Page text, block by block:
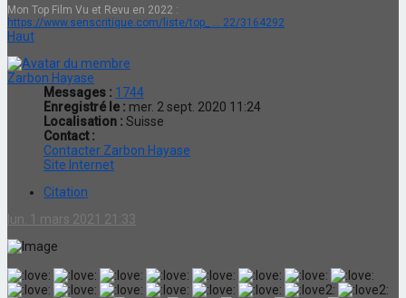
Mon Top Film Vu et Revu en 2022 :
https://www.senscritique.com/liste/top_ ... 22/3164292
Haut
Zarbon Hayase
Messages : 1744
Enregistré le : mer. 2 sept. 2020 11:24
Localisation : Suisse
Contact :
Contacter Zarbon Hayase
Site Internet
Citation
lun. 1 mars 2021 21:33